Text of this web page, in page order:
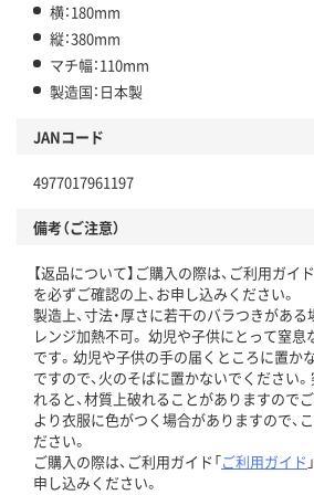
横：180mm
縦：380mm
マチ幅：110mm
製造国：日本製
JANコード
4977017961197
備考（ご注意）
【返品について】ご購入の際は、ご利用ガイ
を必ずご確認の上、お申し込みください。
製造上、寸法・厚さに若干のバラつきがあ
レンジ加熱不可。 幼児や子供にとって窒
です。幼児や子供の手の届くところに置か
ですので、火のそばに置かないでください
れると、材質上破れることがありますので
より衣服に色がつく場合がありますので、
ださい。
ご購入の際は、ご利用ガイド「ご利用ガイド
申し込みください。